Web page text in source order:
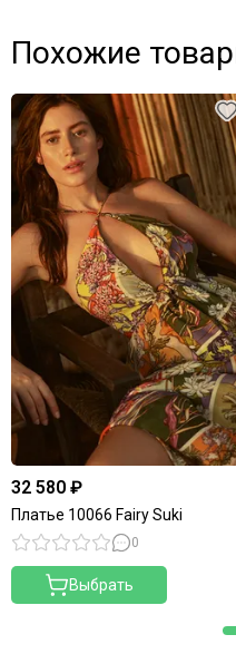
Похожие
32 580 ₽
Платье 10066 Fairy Suki
0
Выбрать